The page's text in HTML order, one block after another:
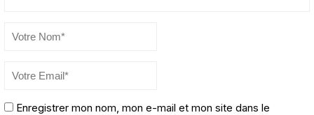
Enregistrer mon nom, mon e-mail et mon site dans le